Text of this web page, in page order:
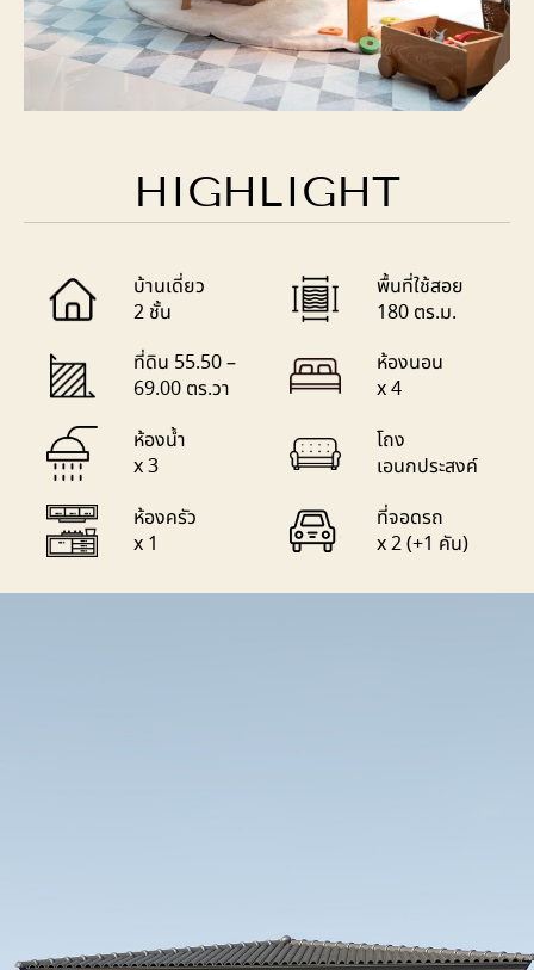
HIGHLIGHT
บ้านเดี่ยว
2 ชั้น
พื้นที่ใช้สอย
180 ตร.ม.
ที่ดิน 55.50 –
69.00 ตร.วา
ห้องนอน
x 4
ห้องน้ำ
x 3
โถง
เอนกประสงค์
ห้องครัว
x 1
ที่จอดรถ
x 2 (+1 คัน)